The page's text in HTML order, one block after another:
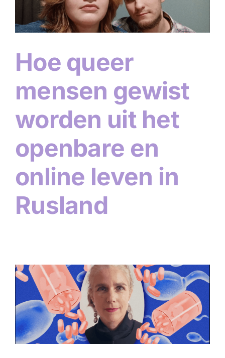
Hoe queer
mensen gewist
worden uit het
openbare en
online leven in
Rusland